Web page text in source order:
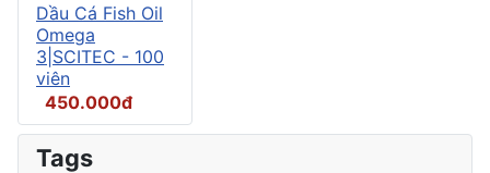
Dầu Cá Fish Oil
Omega
3|SCITEC - 100
viên
450.000đ
Tags